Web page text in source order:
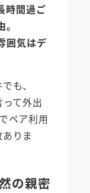
時間過ご
囲気はデ
も、
って外出
ペア利用
りま
の親密